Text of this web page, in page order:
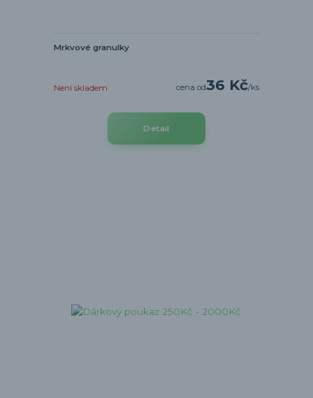
Mrkvové granulky
cena od36 Kč/ks
Není skladem
Detail